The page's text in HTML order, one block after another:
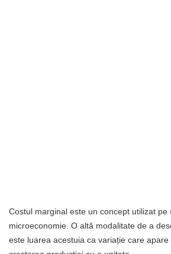
Costul marginal este un concept utilizat pe
microeconomie. O altă modalitate de a
este luarea acestuia ca variație care